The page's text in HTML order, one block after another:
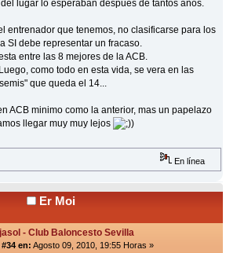
lugar lo esperaban despues de tantos años.
entrenador que tenemos, no clasificarse para los
SI debe representar un fracaso.
entre las 8 mejores de la ACB.
como todo en esta vida, se vera en las
que queda el 14...
ACB minimo como la anterior, mas un papelazo
llegar muy muy lejos
)
En línea
Er Moi
- Club Baloncesto Sevilla
en: Agosto 09, 2010, 19:55 Horas »